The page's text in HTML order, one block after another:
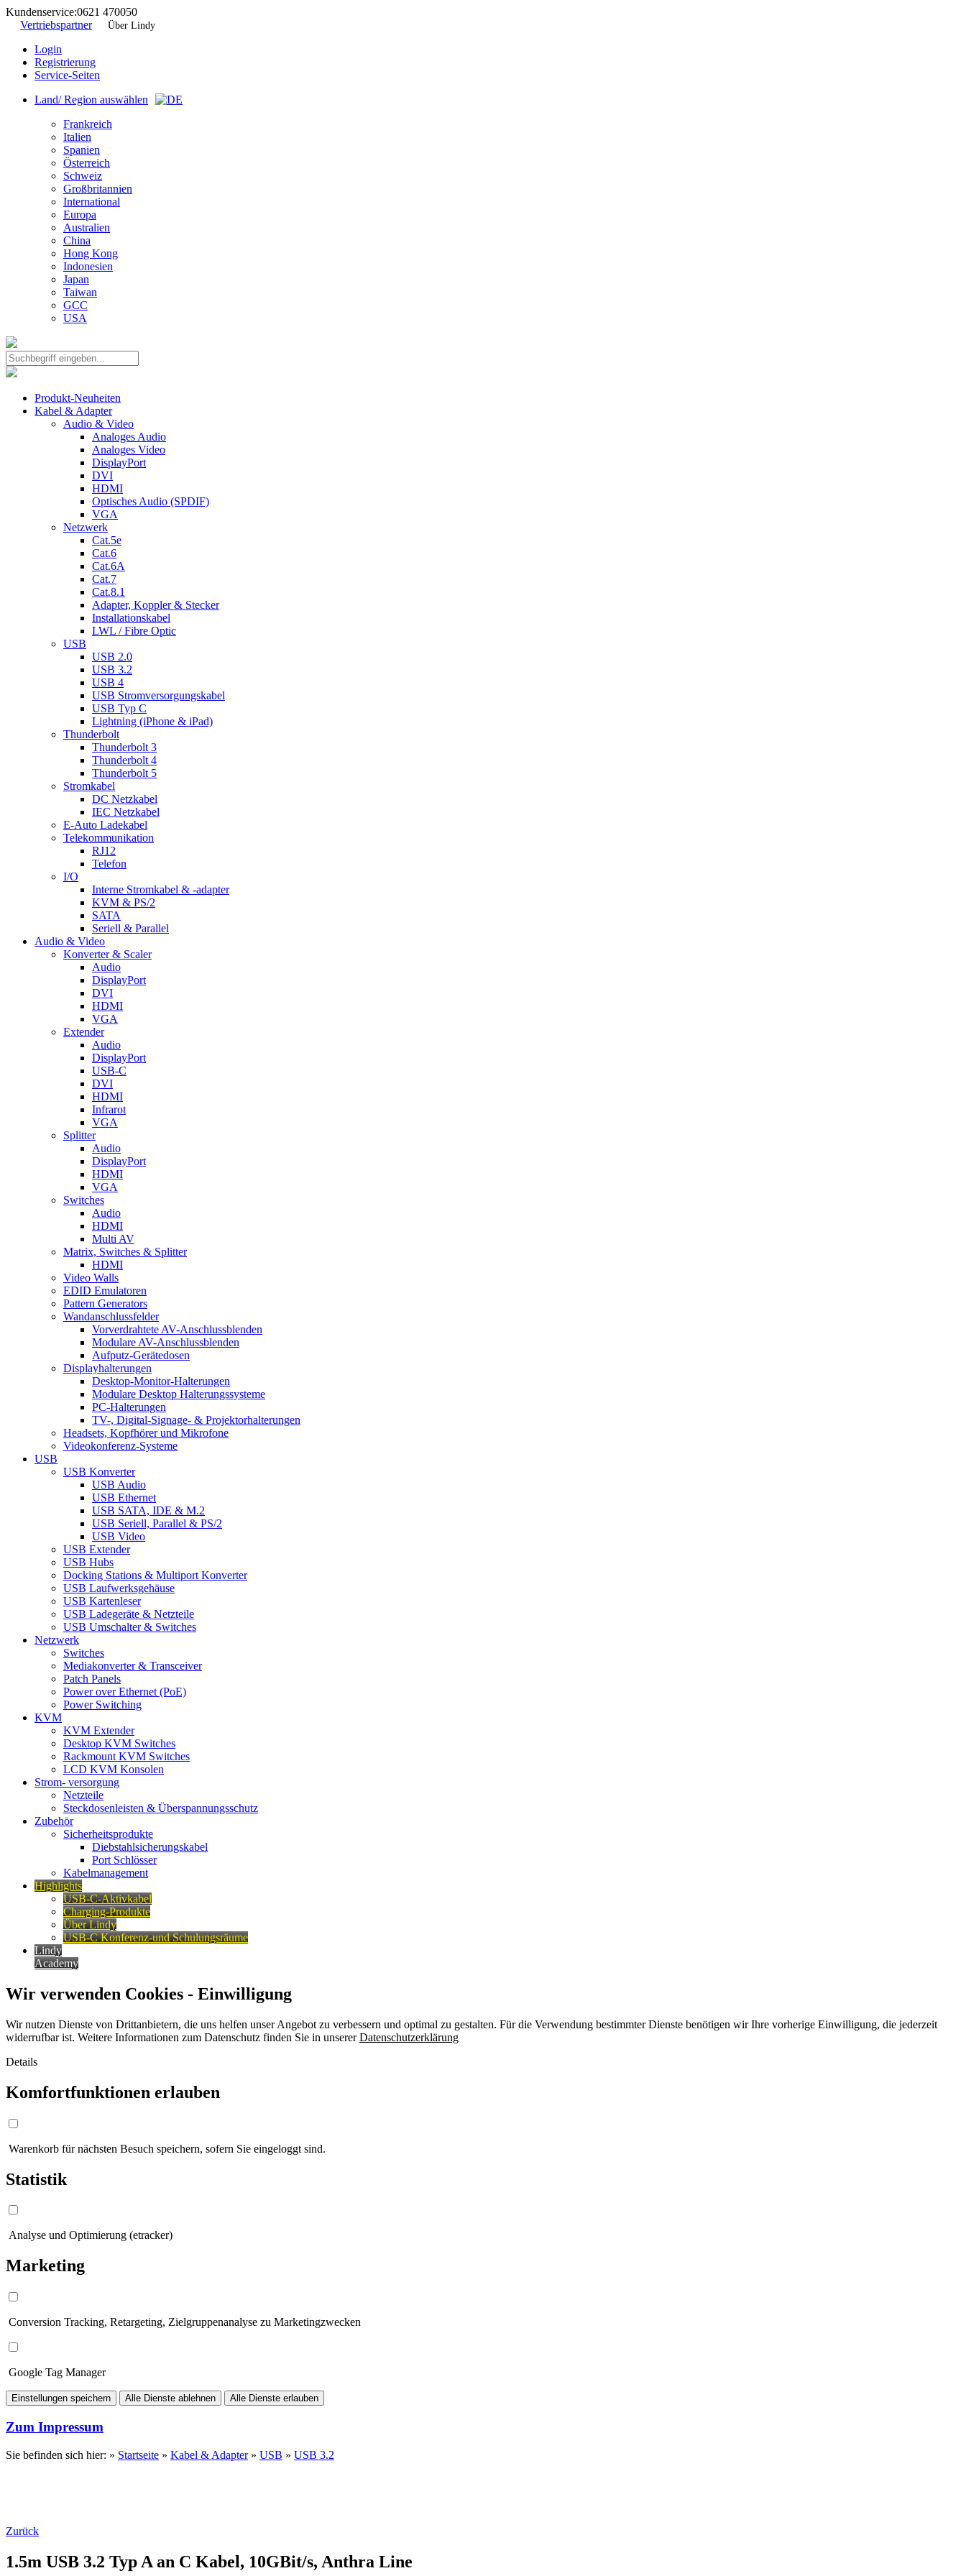
Kundenservice:0621 470050
Vertriebspartner
Über Lindy
Login
Registrierung
Service-Seiten
Land/ Region auswählen
Frankreich
Italien
Spanien
Österreich
Schweiz
Großbritannien
International
Europa
Australien
China
Hong Kong
Indonesien
Japan
Taiwan
GCC
USA
Produkt-Neuheiten
Kabel & Adapter
Audio & Video
Analoges Audio
Analoges Video
DisplayPort
DVI
HDMI
Optisches Audio (SPDIF)
VGA
Netzwerk
Cat.5e
Cat.6
Cat.6A
Cat.7
Cat.8.1
Adapter, Koppler & Stecker
Installationskabel
LWL / Fibre Optic
USB
USB 2.0
USB 3.2
USB 4
USB Stromversorgungskabel
USB Typ C
Lightning (iPhone & iPad)
Thunderbolt
Thunderbolt 3
Thunderbolt 4
Thunderbolt 5
Stromkabel
DC Netzkabel
IEC Netzkabel
E-Auto Ladekabel
Telekommunikation
RJ12
Telefon
I/O
Interne Stromkabel & -adapter
KVM & PS/2
SATA
Seriell & Parallel
Audio & Video
Konverter & Scaler
Audio
DisplayPort
DVI
HDMI
VGA
Extender
Audio
DisplayPort
USB-C
DVI
HDMI
Infrarot
VGA
Splitter
Audio
DisplayPort
HDMI
VGA
Switches
Audio
HDMI
Multi AV
Matrix, Switches & Splitter
HDMI
Video Walls
EDID Emulatoren
Pattern Generators
Wandanschlussfelder
Vorverdrahtete AV-Anschlussblenden
Modulare AV-Anschlussblenden
Aufputz-Gerätedosen
Displayhalterungen
Desktop-Monitor-Halterungen
Modulare Desktop Halterungssysteme
PC-Halterungen
TV-, Digital-Signage- & Projektorhalterungen
Headsets, Kopfhörer und Mikrofone
Videokonferenz-Systeme
USB
USB Konverter
USB Audio
USB Ethernet
USB SATA, IDE & M.2
USB Seriell, Parallel & PS/2
USB Video
USB Extender
USB Hubs
Docking Stations & Multiport Konverter
USB Laufwerksgehäuse
USB Kartenleser
USB Ladegeräte & Netzteile
USB Umschalter & Switches
Netzwerk
Switches
Mediakonverter & Transceiver
Patch Panels
Power over Ethernet (PoE)
Power Switching
KVM
KVM Extender
Desktop KVM Switches
Rackmount KVM Switches
LCD KVM Konsolen
Strom- versorgung
Netzteile
Steckdosenleisten & Überspannungsschutz
Zubehör
Sicherheitsprodukte
Diebstahlsicherungskabel
Port Schlösser
Kabelmanagement
Highlights
USB-C-Aktivkabel
Charging-Produkte
Über Lindy
USB-C Konferenz-und Schulungsräume
Lindy
Academy
Wir verwenden Cookies - Einwilligung
Wir nutzen Dienste von Drittanbietern, die uns helfen unser Angebot zu verbessern und optimal zu gestalten. Für die Verwendung bestimmter Dienste benötigen wir Ihre vorherige Einwilligung, die jederzeit
widerrufbar ist. Weitere Informationen zum Datenschutz finden Sie in unsererDatenschutzerklärung
Details
Komfortfunktionen erlauben
Warenkorb für nächsten Besuch speichern, sofern Sie eingeloggt sind.
Statistik
Analyse und Optimierung (etracker)
Marketing
Conversion Tracking, Retargeting, Zielgruppenanalyse zu Marketingzwecken
Google Tag Manager
Einstellungen speichern Alle Dienste ablehnen Alle Dienste erlauben
Zum Impressum
Sie befinden sich hier: » Startseite » Kabel & Adapter» USB » USB 3.2
Zurück
1.5m USB 3.2 Typ A an C Kabel, 10GBit/s, Anthra Line